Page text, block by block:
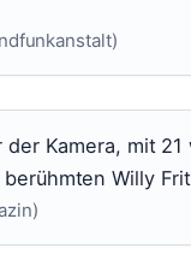
Kamera, mit
Willy